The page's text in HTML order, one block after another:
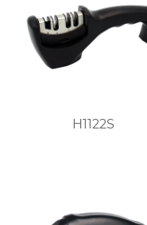
H1122S